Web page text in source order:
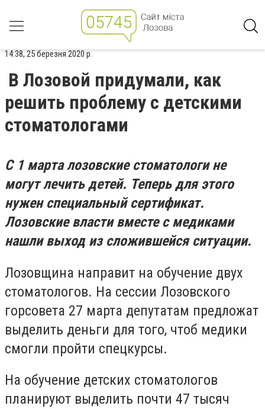
14:38, 25 березня 2020 р.
В Лозовой придумали, как
решить проблему с детскими
стоматологами
С 1 марта лозовские стоматологи не
могут лечить детей. Теперь для этого
нужен специальный сертификат.
Лозовские власти вместе с медиками
нашли выход из сложившейся ситуации.
Лозовщина направит на обучение двух
стоматологов. На сессии Лозовского
горсовета 27 марта депутатам предложат
выделить деньги для того, чтоб медики
смогли пройти спецкурсы.
На обучение детских стоматологов
планируют выделить почти 47 тысяч